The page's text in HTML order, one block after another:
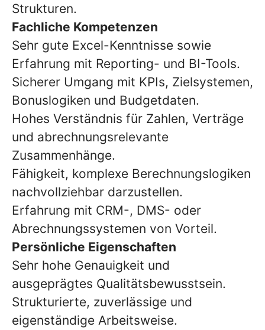
Strukturen.
Fachliche Kompetenzen
Sehr gute Excel-Kenntnisse sowie
Erfahrung mit Reporting- und BI-Tools.
Sicherer Umgang mit KPIs, Zielsystemen,
Bonuslogiken und Budgetdaten.
Hohes Verständnis für Zahlen, Verträge
und abrechnungsrelevante
Zusammenhänge.
Fähigkeit, komplexe Berechnungslogiken
nachvollziehbar darzustellen.
Erfahrung mit CRM-, DMS- oder
Abrechnungssystemen von Vorteil.
Persönliche Eigenschaften
Sehr hohe Genauigkeit und
ausgeprägtes Qualitätsbewusstsein.
Strukturierte, zuverlässige und
eigenständige Arbeitsweise.